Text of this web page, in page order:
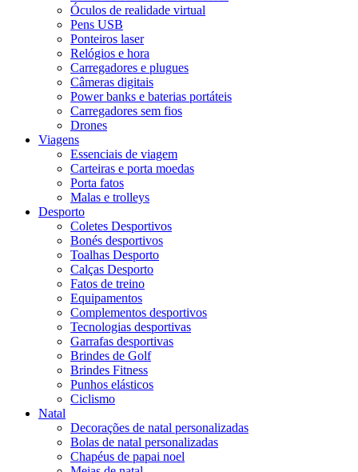
Óculos de realidade virtual
Pens USB
Ponteiros laser
Relógios e hora
Carregadores e plugues
Câmeras digitais
Power banks e baterias portáteis
Carregadores sem fios
Drones
Viagens
Essenciais de viagem
Carteiras e porta moedas
Porta fatos
Malas e trolleys
Desporto
Coletes Desportivos
Bonés desportivos
Toalhas Desporto
Calças Desporto
Fatos de treino
Equipamentos
Complementos desportivos
Tecnologias desportivas
Garrafas desportivas
Brindes de Golf
Brindes Fitness
Punhos elásticos
Ciclismo
Natal
Decorações de natal personalizadas
Bolas de natal personalizadas
Chapéus de papai noel